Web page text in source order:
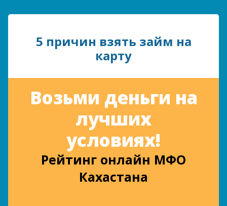
5 причин взять займ на
карту
Возьми деньги на
лучших
условиях!
Рейтинг онлайн МФО
Кахастана